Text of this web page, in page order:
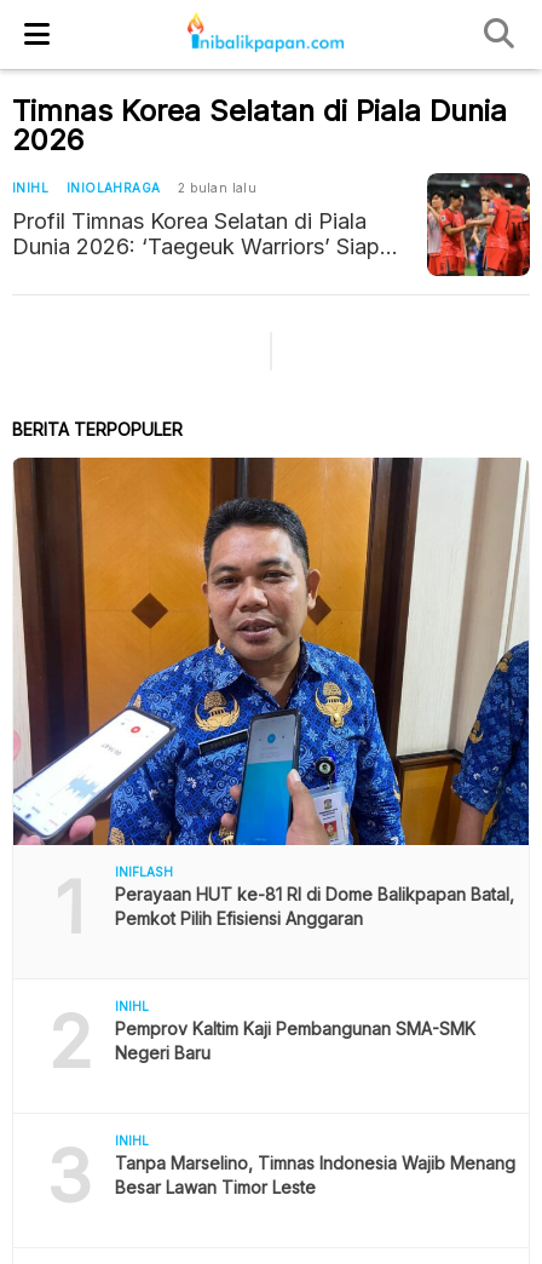
Timnas Korea Selatan di Piala Dunia
2026
INIHL INIOLAHRAGA 2 bulan lalu
Profil Timnas Korea Selatan di Piala
Dunia 2026: ‘Taegeuk Warriors’ Siap
Tinggi
BERITA TERPOPULER
1 INIFLASH
Perayaan HUT ke-81 RI di Dome Balikpapan Batal,
Pemkot Pilih Efisiensi Anggaran
2 INIHL
Pemprov Kaltim Kaji Pembangunan SMA-SMK
Negeri Baru
3 INIHL
Tanpa Marselino, Timnas Indonesia Wajib Menang
Besar Lawan Timor Leste